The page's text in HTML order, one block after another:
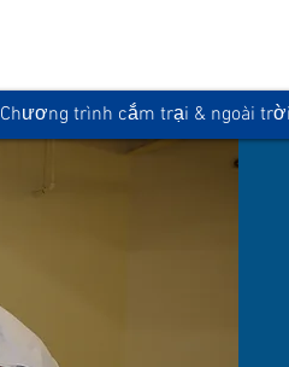
Chương trình cắm trại & ngoài trời